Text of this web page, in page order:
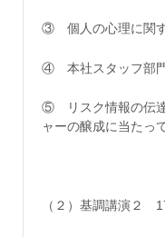
③ 個人の心理に関
④ 本社スタッフ部
⑤ リスク情報の伝達
ャーの醸成に当たっ
（２）基調講演２